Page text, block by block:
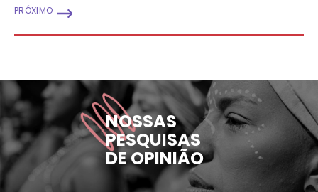
PRÓXIMO
NOSSAS
PESQUISAS
DE OPINIÃO